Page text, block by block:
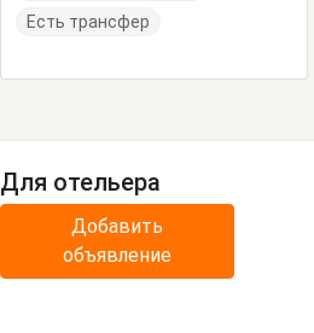
Есть трансфер
Для отельера
Добавить
объявление